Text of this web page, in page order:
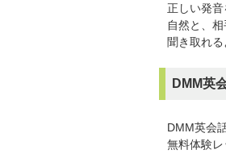
正しい発音
自然と、
聞き取れる
DMM英
DMM英会
無料体験レ